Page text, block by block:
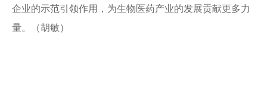
企业的示范引领作用，为生物医药产业的发展贡献更多力
量。（胡敏）